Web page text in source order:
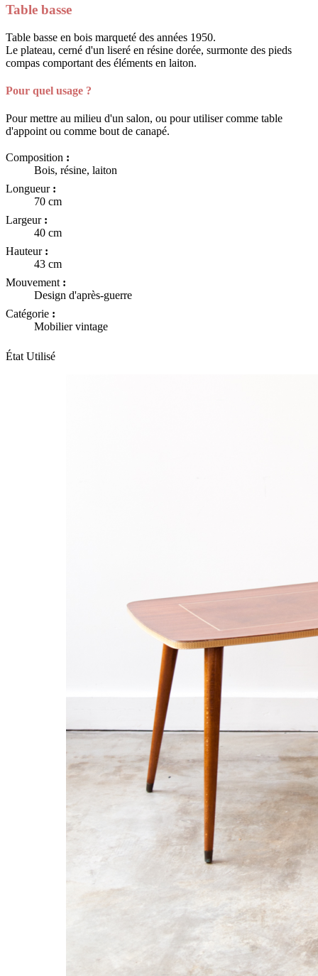
Table basse
Table basse en bois marqueté des années 1950.
Le plateau, cerné d'un liseré en résine dorée, surmonte des pieds
compas comportant des éléments en laiton.
Pour quel usage ?
Pour mettre au milieu d'un salon, ou pour utiliser comme table
d'appoint ou comme bout de canapé.
Composition :
Bois, résine, laiton
Longueur :
70 cm
Largeur :
40 cm
Hauteur :
43 cm
Mouvement :
Design d'après-guerre
Catégorie :
Mobilier vintage
État Utilisé